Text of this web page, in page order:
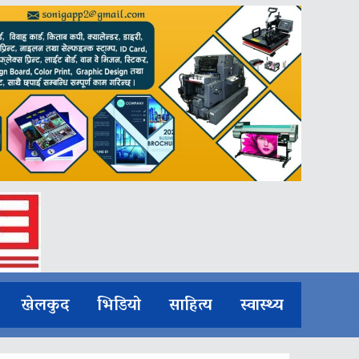
खेलकुद भिडियो साहित्य स्वास्थ्य